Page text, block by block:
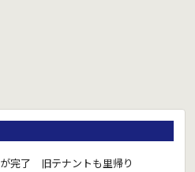
完了 旧テナントも里帰り